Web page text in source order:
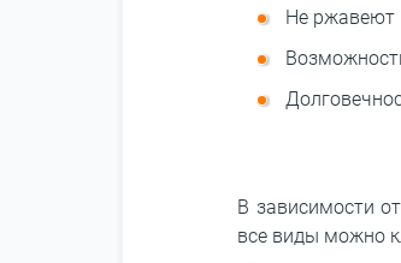
Не ржавеют
В зависимости
все виды можно